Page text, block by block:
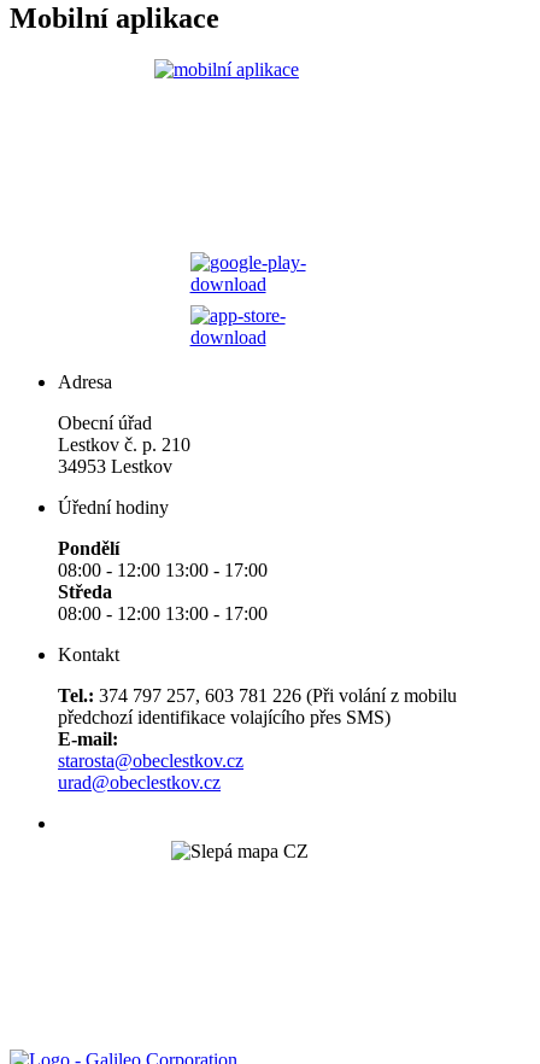
Mobilní aplikace
Adresa
Obecní úřad
Lestkov č. p. 210
34953 Lestkov
Úřední hodiny
Pondělí
08:00 - 12:00 13:00 - 17:00
Středa
08:00 - 12:00 13:00 - 17:00
Kontakt
Tel.: 374 797 257, 603 781 226 (Při volání z mobilu
předchozí identifikace volajícího přes SMS)
E-mail:
starosta@obeclestkov.cz
urad@obeclestkov.cz